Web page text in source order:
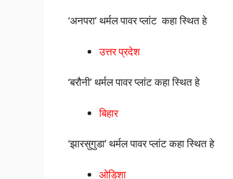
‘अनपरा’ थर्मल पावर प्लांट कहा स्थित हे
उत्तर प्रदेश
‘बरौनी’ थर्मल पावर प्लांट कहा स्थित हे
बिहार
‘झारसुगुडा’ थर्मल पावर प्लांट कहा स्थित हे
ओडिशा